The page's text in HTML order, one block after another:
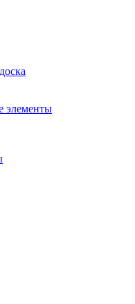
элементы